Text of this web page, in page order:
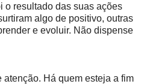
o resultado das suas ações
algo de positivo, outras
e evoluir. Não dispense
atenção. Há quem esteja a fim